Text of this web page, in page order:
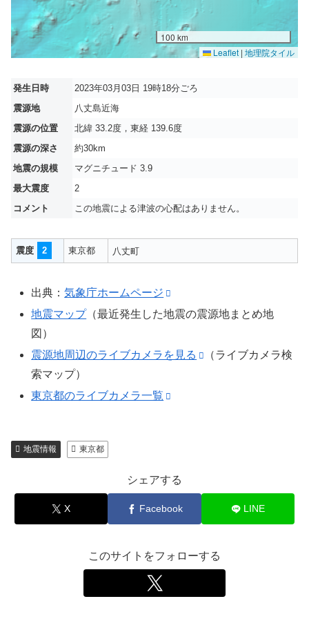
100 km
Leaflet | 地理院タイル
発生日時
2023年03月03日 19時18分ごろ
震源地
八丈島近海
震源の位置
北緯 33.2度，東経 139.6度
震源の深さ
約30km
地震の規模
マグニチュード 3.9
最大震度
2
コメント
この地震による津波の心配はありません。
震度 2 東京都 八丈町
出典：気象庁ホームページ
地震マップ（最近発生した地震の震源地まとめ地
図）
震源地周辺のライブカメラを見る
（ライブカメラ検
索マップ）
東京都のライブカメラ一覧
地震情報 東京都
シェアする
X Facebook LINE
このサイトをフォローする